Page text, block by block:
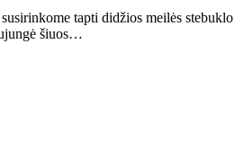
tapti didžios meilės stebuklo
šiuos…